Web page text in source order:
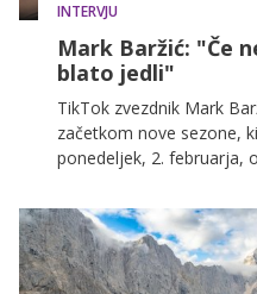
INTERVJU
Mark Baržić: "Če
blato jedli"
TikTok zvezdnik Mark
začetkom nove sezone,
ponedeljek, 2. februarja,
pobliže predstavi. V
samozavesten mladenič,
ga na poti do ciljev nič ne